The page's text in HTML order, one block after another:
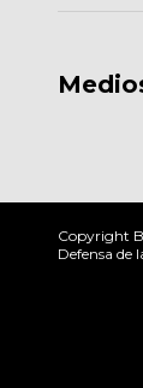
Copyright
Defensa de